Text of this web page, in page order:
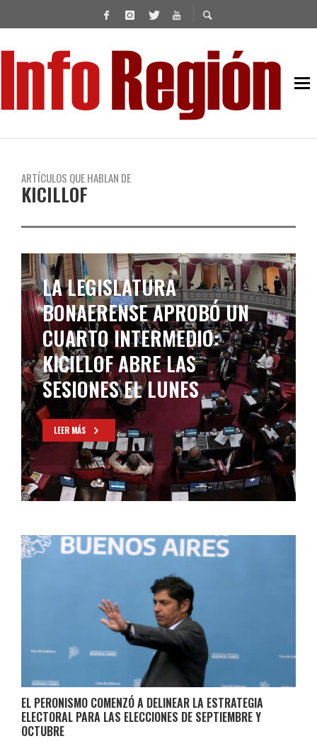
ARTÍCULOS QUE HABLAN DE
KICILLOF
LA LEGISLATURA
BONAERENSE APROBÓ UN
CUARTO INTERMEDIO:
KICILLOF ABRE LAS
SESIONES EL LUNES
LEER MÁS
EL PERONISMO COMENZÓ A DELINEAR LA ESTRATEGIA
ELECTORAL PARA LAS ELECCIONES DE SEPTIEMBRE Y
OCTUBRE